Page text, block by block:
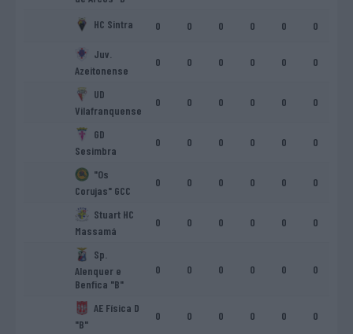
HC Sintra 0 0 0 0 0 0
Juv.
Azeitonense
0 0 0 0 0 0
UD
Vilafranquense
0 0 0 0 0 0
GD
Sesimbra
0 0 0 0 0 0
"Os
Corujas" GCC
0 0 0 0 0 0
Stuart HC
Massamá
0 0 0 0 0 0
Sp.
Alenquer e
Benfica "B"
0 0 0 0 0 0
AE Física D
"B"
0 0 0 0 0 0